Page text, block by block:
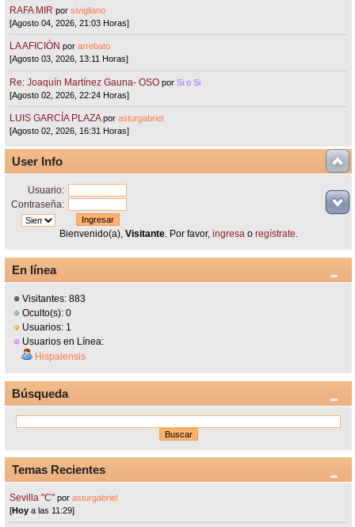
RAFA MIR porsivigliano
[Agosto 04, 2026, 21:03 Horas]
LA AFICIÓN porarrebato
[Agosto 03, 2026, 13:11 Horas]
Re: Joaquín Martínez Gauna- OSO porSi o Si
[Agosto 02, 2026, 22:24 Horas]
LUIS GARCÍA PLAZA porasturgabriel
[Agosto 02, 2026, 16:31 Horas]
User Info
Usuario:
Contraseña:
Bienvenido(a), Visitante. Por favor, ingresao regístrate.
En línea
Visitantes: 883
Oculto(s): 0
Usuarios: 1
Usuarios en Línea:
Hispalensis
Búsqueda
Temas Recientes
Sevilla "C"porasturgabriel
[Hoy a las 11:29]